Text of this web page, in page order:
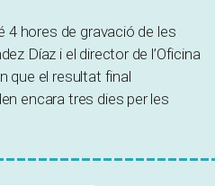
4 hores de gravació de les
Díaz i el director de l’Oficina
que el resultat final
encara tres dies per les